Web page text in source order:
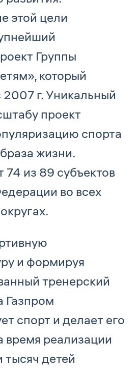
этой цели
Группы
который
2007 г. Уникальный
проект
спорта
жизни.
74 из 89 субъектов
во всех
и формируя
тренерский
Газпром
спорт и делает его
время реализации
тысяч детей